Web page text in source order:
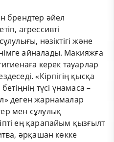
брендтер әйел
агрессивті
нәзіктігі және
айналады. Макияжға
керек тауарлар
«Кірпігің қысқа
түсі ұнамаса –
деген жарнамалар
мен сұлулық
ең қарапайым қызғылт
әрқашан көкке